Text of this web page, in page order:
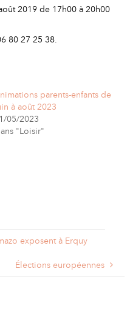
2019 de 17h00 à 20h00
80 27 25 38.
parents-enfants de
à août 2023
05/2023
"Loisir"
exposent à Erquy
Élections européennes